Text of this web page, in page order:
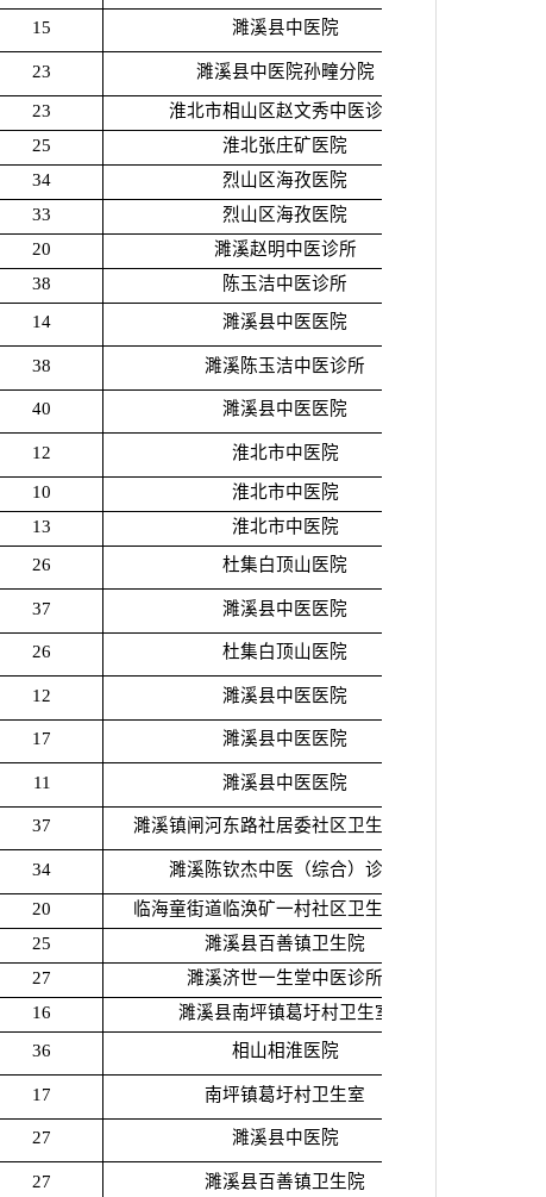
15 濉溪县中医院
23 濉溪县中医院孙疃分院
23
淮北市相山区赵文秀中医诊所
25 淮北张庄矿医院
34
烈山区海孜医院
33 烈山区海孜医院
20
濉溪赵明中医诊所
38 陈玉洁中医诊所
14 濉溪县中医医院
38 濉溪陈玉洁中医诊所
40 濉溪县中医医院
12 淮北市中医院
10
淮北市中医院
13 淮北市中医院
26 杜集白顶山医院
37 濉溪县中医医院
26 杜集白顶山医院
12 濉溪县中医医院
17 濉溪县中医医院
11 濉溪县中医医院
37 濉溪镇闸河东路社居委社区卫生服务站
34 濉溪陈钦杰中医（综合）诊所
20
临海童街道临涣矿一村社区卫生服务站
25 濉溪县百善镇卫生院
27
濉溪济世一生堂中医诊所
16 濉溪县南坪镇葛圩村卫生室
36 相山相淮医院
17 南坪镇葛圩村卫生室
27 濉溪县中医院
27 濉溪县百善镇卫生院